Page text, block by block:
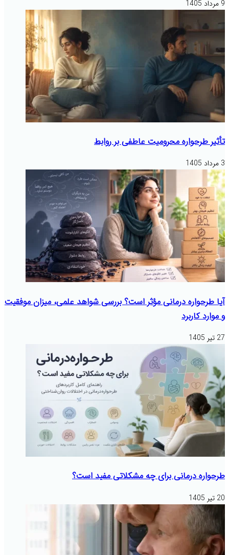
9 مرداد 1405
تأثیر طرحواره محرومیت عاطفی بر روابط
3 مرداد 1405
آیا طرحواره درمانی مؤثر است؟ بررسی شواهد علمی، میزان موفقیت
و موارد کاربرد
27 تیر 1405
طرحواره درمانی برای چه مشکلاتی مفید است؟
20 تیر 1405